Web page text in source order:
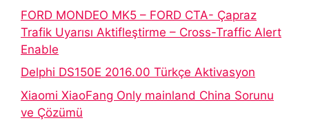
FORD MONDEO MK5 – FORD CTA- Çapraz
Trafik Uyarısı Aktifleştirme – Cross-Traffic Alert
Enable
Delphi DS150E 2016.00 Türkçe Aktivasyon
Xiaomi XiaoFang Only mainland China Sorunu
ve Çözümü